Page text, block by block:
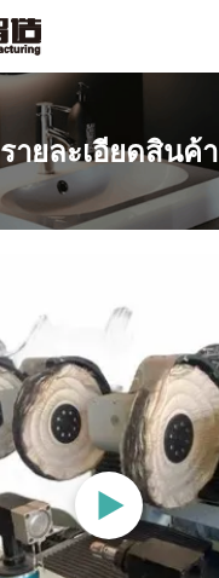
รายละเอียดสินค้า